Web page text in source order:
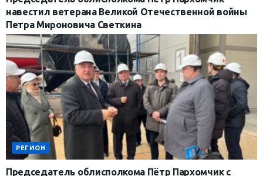
навестил ветерана Великой Отечественной войны
Петра Мироновича Светкина
РЕГИОН
Председатель облисполкома Пётр Пархомчик с